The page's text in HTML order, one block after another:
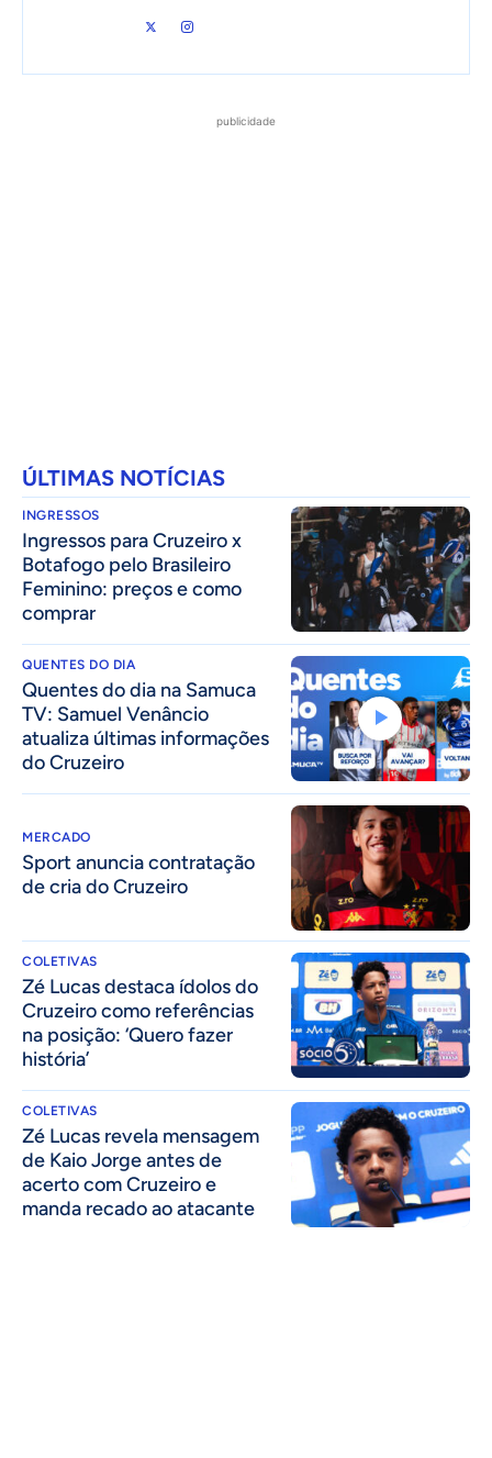
publicidade
ÚLTIMAS NOTÍCIAS
INGRESSOS
Ingressos para Cruzeiro x
Botafogo pelo Brasileiro
Feminino: preços e como
comprar
QUENTES DO DIA
Quentes do dia na Samuca
TV: Samuel Venâncio
atualiza últimas informações
do Cruzeiro
MERCADO
Sport anuncia contratação
de cria do Cruzeiro
COLETIVAS
Zé Lucas destaca ídolos do
Cruzeiro como referências
na posição: ‘Quero fazer
história’
COLETIVAS
Zé Lucas revela mensagem
de Kaio Jorge antes de
acerto com Cruzeiro e
manda recado ao atacante